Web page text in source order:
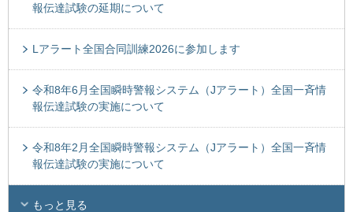
報伝達試験の延期について
Lアラート全国合同訓練2026に参加します
令和8年6月全国瞬時警報システム（Jアラート）全国一斉情
報伝達試験の実施について
令和8年2月全国瞬時警報システム（Jアラート）全国一斉情
報伝達試験の実施について
もっと見る